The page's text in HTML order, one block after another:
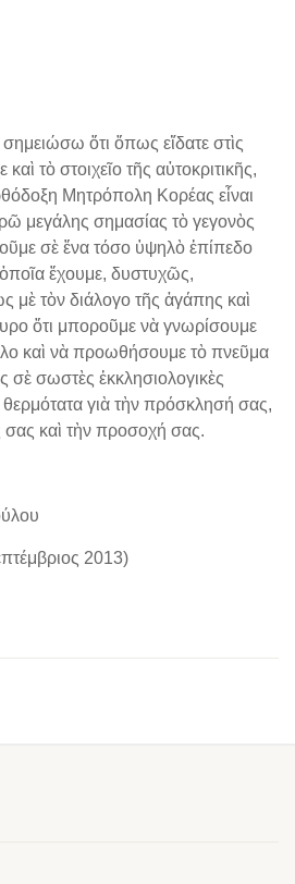
ὅτι ὅπως εἴδατε στὶς
τὸ στοιχεῖο τῆς αὐτοκριτικῆς,
Μητρόπολη Κορέας εἶναι
μεγάλης σημασίας τὸ γεγονὸς
σὲ ἕνα τόσο ὑψηλὸ ἐπίπεδο
ἔχουμε, δυστυχῶς,
μὲ τὸν διάλογο τῆς ἀγάπης καὶ
ὅτι μποροῦμε νὰ γνωρίσουμε
καὶ νὰ προωθήσουμε τὸ πνεῦμα
σὲ σωστὲς ἐκκλησιολογικὲς
γιὰ τὴν πρόσκλησή σας,
σας καὶ τὴν προσοχή σας.
2013)